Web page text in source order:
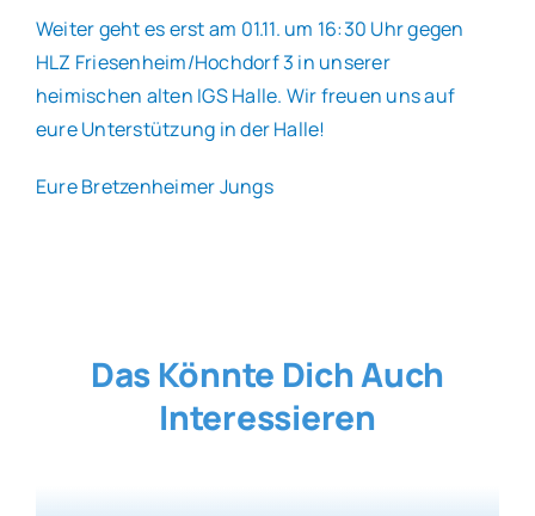
Weiter geht es erst am 01.11. um 16:30 Uhr gegen
HLZ Friesenheim/Hochdorf 3 in unserer
heimischen alten IGS Halle. Wir freuen uns auf
eure Unterstützung in der Halle!
Eure Bretzenheimer Jungs
Das Könnte Dich Auch
Interessieren